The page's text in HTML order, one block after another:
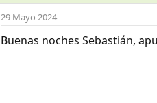
29 Mayo 2024
Buenas noches Sebastián,